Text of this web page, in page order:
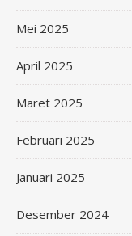
Mei 2025
April 2025
Maret 2025
Februari 2025
Januari 2025
Desember 2024